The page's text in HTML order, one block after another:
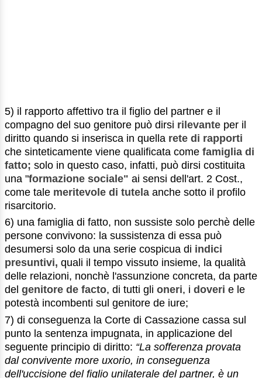
5) il rapporto affettivo tra il figlio del partner e il
compagno del suo genitore può dirsi rilevante per il
diritto quando si inserisca in quella rete di rapporti
che sinteticamente viene qualificata come famiglia di
fatto; solo in questo caso, infatti, può dirsi costituita
una "formazione sociale" ai sensi dell'art. 2 Cost.,
come tale meritevole di tutela anche sotto il profilo
risarcitorio.
6) una famiglia di fatto, non sussiste solo perchè delle
persone convivono: la sussistenza di essa può
desumersi solo da una serie cospicua di indici
presuntivi, quali il tempo vissuto insieme, la qualità
delle relazioni, nonchè l'assunzione concreta, da parte
del genitore de facto, di tutti gli oneri, i doveri e le
potestà incombenti sul genitore de iure;
7) di conseguenza la Corte di Cassazione cassa sul
punto la sentenza impugnata, in applicazione del
seguente principio di diritto: “La sofferenza provata
dal convivente more uxorio, in conseguenza
dell'uccisione del figlio unilaterale del partner, è un